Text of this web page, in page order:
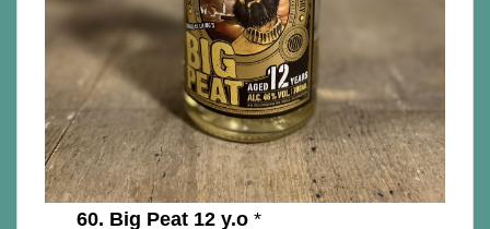
60. Big Peat 12 y.o *